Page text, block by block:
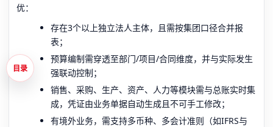
优：
存在3个以上独立法人主体，且需按集团口径合并报
表；
预算编制需穿透至部门/项目/合同维度，并与实际发生
强联动控制；
销售、采购、生产、资产、人力等模块需与总账实时集
成，凭证由业务单据自动生成且不可手工修改；
有境外业务，需支持多币种、多会计准则（如IFRS与
目录